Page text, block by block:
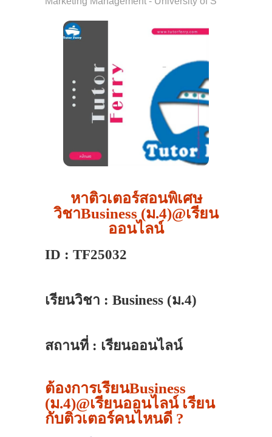
หาติวเตอร์สอนพิเศษ
วิชาBusiness (ม.4)@เรียน
ออนไลน์
ID : TF25032
เรียนวิชา : Business (ม.4)
สถานที่ : เรียนออนไลน์
ต้องการเรียนBusiness
(ม.4)@เรียนออนไลน์ เรียน
กับติวเตอร์คนไหนดี ?